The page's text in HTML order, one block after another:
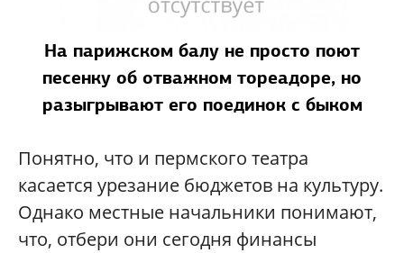
На парижском балу не просто поют
песенку об отважном тореадоре, но
разыгрывают его поединок с быком
Понятно, что и пермского театра
касается урезание бюджетов на культуру.
Однако местные начальники понимают,
что, отбери они сегодня финансы